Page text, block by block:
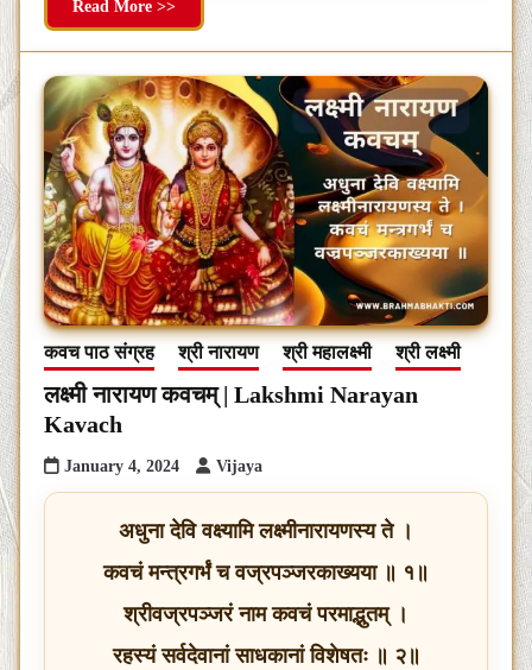
Read More >>
कवच पाठ संग्रह श्री नारायण श्री महालक्ष्मी श्री लक्ष्मी
लक्ष्मी नारायण कवचम् | Lakshmi Narayan
Kavach
January 4, 2024 Vijaya
अधुना देवि वक्ष्यामि लक्ष्मीनारायणस्य ते ।
कवचं मन्त्रगर्भं च वज्रपञ्जरकाख्यया ॥ १॥
श्रीवज्रपञ्जरं नाम कवचं परमाद्भुतम् ।
रहस्यं सर्वदेवानां साधकानां विशेषतः ॥ २॥